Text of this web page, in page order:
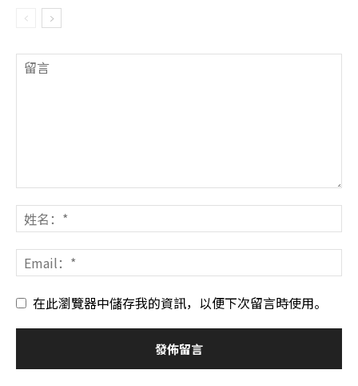
在此瀏覽器中儲存我的資訊，以便下次留言時使用。